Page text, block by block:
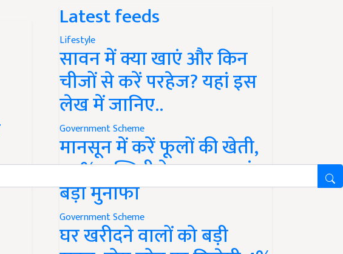
Latest feeds
Lifestyle
सावन में क्या खाएं और किन
चीजों से करें परहेज? यहां इस
लेख में जानिए..
Government Scheme
मानसून में करें फूलों की खेती,
50% सब्सिडी के साथ कमाएं
बड़ा मुनाफा
Government Scheme
घर खरीदने वालों को बड़ी